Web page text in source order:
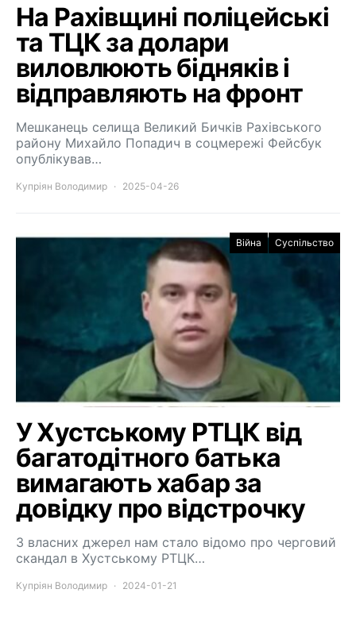
На Рахівщині поліцейські
та ТЦК за долари
виловлюють бідняків і
відправляють на фронт
Мешканець селища Великий Бичків Рахівського
району Михайло Попадич в соцмережі Фейсбук
опублікував…
Купріян Володимир 2025-04-26
Війна Суспільство
У Хустському РТЦК від
багатодітного батька
вимагають хабар за
довідку про відстрочку
З власних джерел нам стало відомо про черговий
скандал в Хустському РТЦК…
Купріян Володимир 2024-01-21